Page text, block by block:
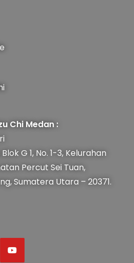
Chi Medan :
G 1, No. 1-3, Kelurahan
Percut Sei Tuan,
Sumatera Utara – 20371.